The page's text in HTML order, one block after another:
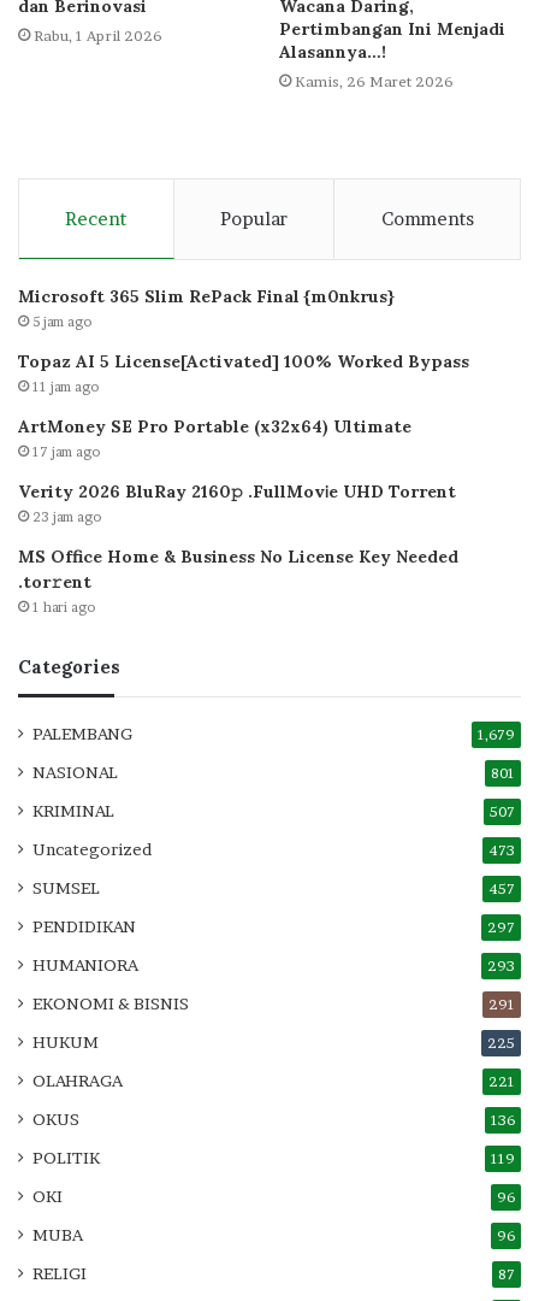
dan Berinovasi
Rabu, 1 April 2026
Wacana Daring,
Pertimbangan Ini Menjadi
Alasannya…!
Kamis, 26 Maret 2026
Recent Popular Comments
Microsoft 365 Slim RePack Final {m0nkrus}
5 jam ago
Topaz AI 5 License[Activated] 100% Worked Bypass
11 jam ago
ArtMoney SE Pro Portable (x32x64) Ultimate
17 jam ago
Verity 2026 BluRay 2160𝚙 .FullMov𝗂e UHD Torrent
23 jam ago
MS Office Home & Business No License Key Needed
.tоr𝚛еnt
1 hari ago
Categories
PALEMBANG 1,679
NASIONAL 801
KRIMINAL 507
Uncategorized 473
SUMSEL 457
PENDIDIKAN 297
HUMANIORA 293
EKONOMI & BISNIS 291
HUKUM 225
OLAHRAGA 221
OKUS 136
POLITIK 119
OKI 96
MUBA 96
RELIGI 87